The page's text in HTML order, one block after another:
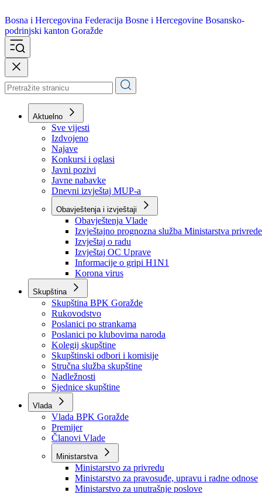
Bosna i Hercegovina
podrinjski kanton Goražde
Aktuelno
Sve vijesti
Izdvojeno
Najave
Konkursi i oglasi
Javni pozivi
Javne nabavke
Dnevni izvještaj MUP-a
Obavještenja i izvještaji
Obavještenja Vlade
Izvještajno prognozna služba Ministarstva privrede
Izvještaj o radu
Izvještaj OC Uprave
Informacije o gripi H1N1
Korona virus
Skupština
Skupština BPK Goražde
Rukovodstvo
Poslanici po strankama
Poslanici po klubovima naroda
Kolegij skupštine
Skupštinski odbori i komisije
Stručna služba skupštine
Nadležnosti
Sjednice skupštine
Vlada
Vlada BPK Goražde
Premijer
Članovi Vlade
Ministarstva